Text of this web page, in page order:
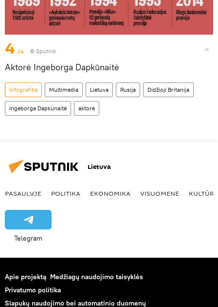
4 /4 © Sputnik
Aktorė Ingeborga Dapkūnaitė
Infografika Multimedia Lietuva Rusija Didžioji Britanija
Ingeborga Dapkunaitė aktorė
Lietuva
PASAULYJE POLITIKA EKONOMIKA VISUOMENĖ KULTŪRA
Telegram
Apie projektą Medžiagų naudojimo taisyklės
Privatumo politika
Slapukų naudojimo bei automatinio duomenų